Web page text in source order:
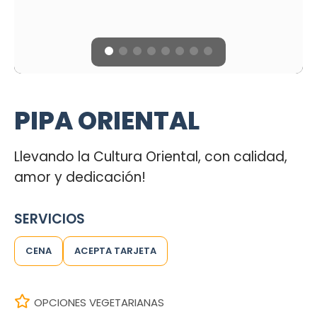
PIPA ORIENTAL
Llevando la Cultura Oriental, con calidad,
amor y dedicación!
SERVICIOS
CENA ACEPTA TARJETA
OPCIONES VEGETARIANAS